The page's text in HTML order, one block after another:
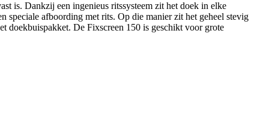
is. Dankzij een ingenieus ritssysteem zit het doek in elke
speciale afboording met rits. Op die manier zit het geheel stevig
doekbuispakket. De Fixscreen 150 is geschikt voor grote